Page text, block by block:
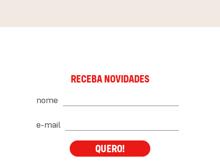
RECEBA NOVIDADES
nome
e-mail
QUERO!